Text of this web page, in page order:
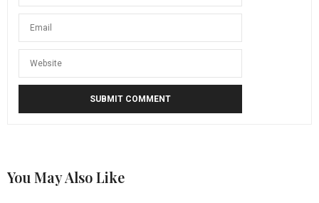
You May Also Like